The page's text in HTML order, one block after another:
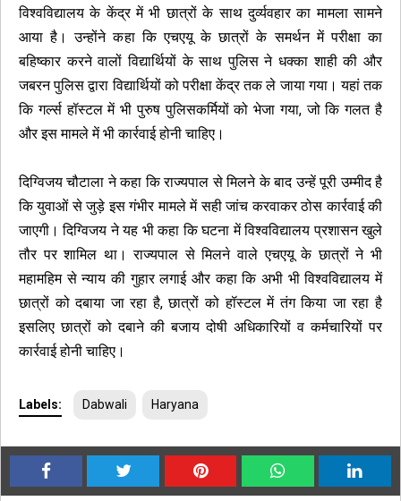
विश्वविद्यालय के केंद्र में भी छात्रों के साथ दुर्व्यवहार का मामला सामने
आया है। उन्होंने कहा कि एचएयू के छात्रों के समर्थन में परीक्षा का
बहिष्कार करने वालों विद्यार्थियों के साथ पुलिस ने धक्का शाही की और
जबरन पुलिस द्वारा विद्यार्थियों को परीक्षा केंद्र तक ले जाया गया। यहां तक
कि गर्ल्स हॉस्टल में भी पुरुष पुलिसकर्मियों को भेजा गया, जो कि गलत है
और इस मामले में भी कार्रवाई होनी चाहिए।
दिग्विजय चौटाला ने कहा कि राज्यपाल से मिलने के बाद उन्हें पूरी उम्मीद है
कि युवाओं से जुड़े इस गंभीर मामले में सही जांच करवाकर ठोस कार्रवाई की
जाएगी। दिग्विजय ने यह भी कहा कि घटना में विश्वविद्यालय प्रशासन खुले
तौर पर शामिल था। राज्यपाल से मिलने वाले एचएयू के छात्रों ने भी
महामहिम से न्याय की गुहार लगाई और कहा कि अभी भी विश्वविद्यालय में
छात्रों को दबाया जा रहा है, छात्रों को हॉस्टल में तंग किया जा रहा है
इसलिए छात्रों को दबाने की बजाय दोषी अधिकारियों व कर्मचारियों पर
कार्रवाई होनी चाहिए।
Labels: Dabwali Haryana